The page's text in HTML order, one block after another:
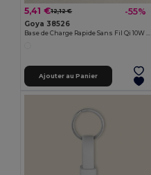
5,41 €12,12 € -55%
Goya 38526
Base de Charge Rapide Sans Fil Qi 10W QUICK
Ajouter au Panier